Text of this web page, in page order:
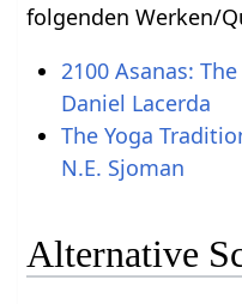
folgenden Werken/
2100 Asanas:
Daniel Lacerda
The Yoga
N.E. Sjoman
Alternative